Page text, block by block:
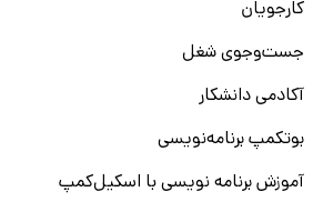
کارجویان
جست‌و‌جوی شغل
آکادمی دانشکار
بوتکمپ برنامه‌نویسی
آموزش برنامه نویسی با اسکیل‌کمپ